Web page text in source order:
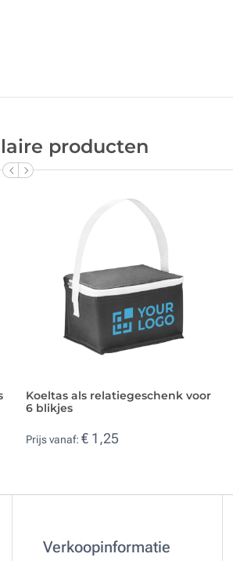
producten
Koeltas als relatiegeschenk voor
6 blikjes
Prijs vanaf: € 1,25
Verkoopinformatie